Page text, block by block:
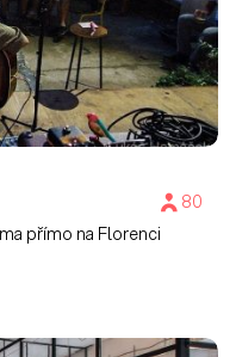
80
přímo na Florenci